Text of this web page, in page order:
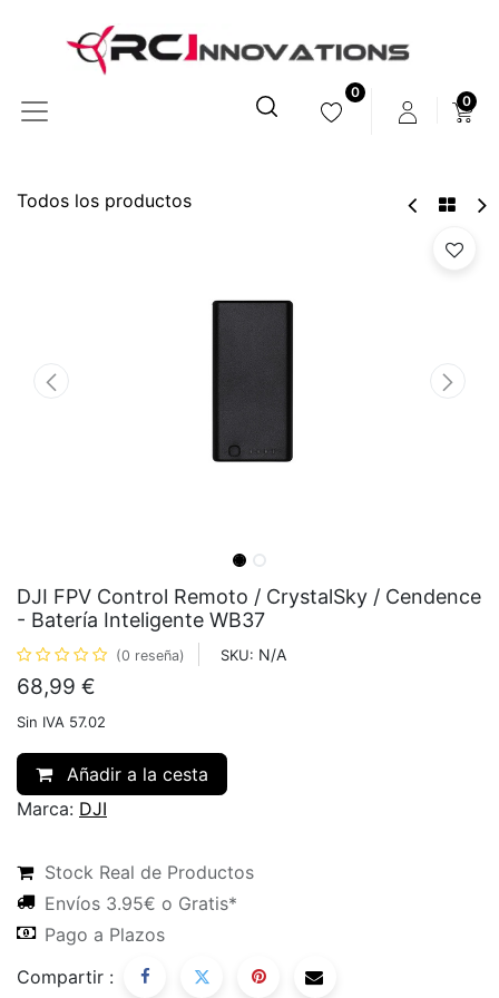
0
0
Todos los productos
DJI FPV Control Remoto / CrystalSky / Cendence
- Batería Inteligente WB37
(0 reseña) SKU: N/A
68,99 €
Sin IVA 57.02
Añadir a la cesta
Marca: DJI
Stock Real de Productos
Envíos 3.95€ o Gratis*
Pago a Plazos
Compartir :